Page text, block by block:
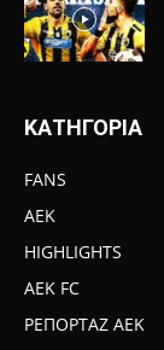
ΚΑΤΗΓΟΡΙΑ
FANS
AEK
HIGHLIGHTS
AEK FC
ΡΕΠΟΡΤΑΖ ΑΕΚ